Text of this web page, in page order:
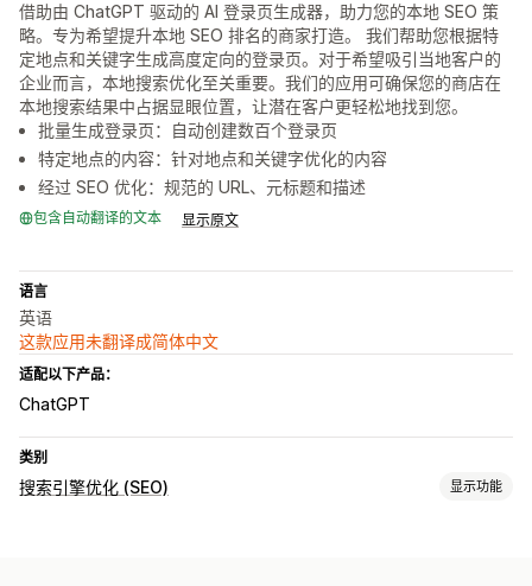
借助由 ChatGPT 驱动的 AI 登录页生成器，助力您的本地 SEO 策
略。专为希望提升本地 SEO 排名的商家打造。 我们帮助您根据特
定地点和关键字生成高度定向的登录页。对于希望吸引当地客户的
企业而言，本地搜索优化至关重要。我们的应用可确保您的商店在
本地搜索结果中占据显眼位置，让潜在客户更轻松地找到您。
批量生成登录页：自动创建数百个登录页
特定地点的内容：针对地点和关键字优化的内容
经过 SEO 优化：规范的 URL、元标题和描述
包含自动翻译的文本 显示原文
语言
英语
这款应用未翻译成简体中文
适配以下产品：
ChatGPT
类别
搜索引擎优化 (SEO) 显示功能